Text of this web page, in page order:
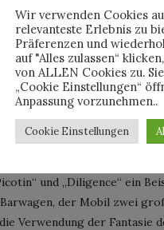
Interieur, können leicht
Qualität der
die unsere
ob es eine Garderobe ist,
die in der
Es gibt überall Zitate,
wie ein ewiger
und „Diligence“ ein
der Mobil zwei
Verwendung der Fantasie
Wir verwenden Cookies
relevanteste Erlebnis zu
Präferenzen und
auf "Alles zulassen“
von ALLEN Cookies zu.
„Cookie Einstellungen“
Anpassung vorzunehmen..
Cookie Einstellungen